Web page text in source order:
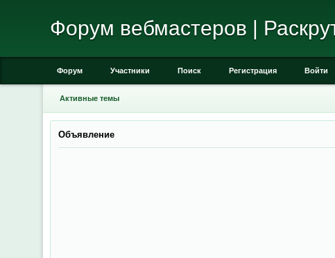
Форум вебмастеров |
Форум Участники Поиск Регистрация Войти
Активные темы
Объявление